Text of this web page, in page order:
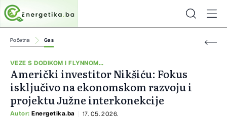
Početna Gas
VEZE S DODIKOM I FLYNNOM...
Američki investitor Nikšiću: Fokus
isključivo na ekonomskom razvoju i
projektu Južne interkonekcije
Autor: Energetika.ba 17. 05. 2026.